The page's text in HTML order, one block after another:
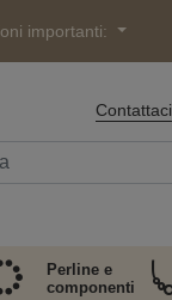
importanti:
Contattaci
Perline e
componenti